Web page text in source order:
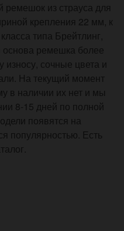
из страуса для
крепления 22 мм, к
типа Брейтлинг,
основа ремешка более
износу, сочные цвета и
На текущий момент
в наличии их нет и мы
8-15 дней по полной
появятся на
популярностью. Есть